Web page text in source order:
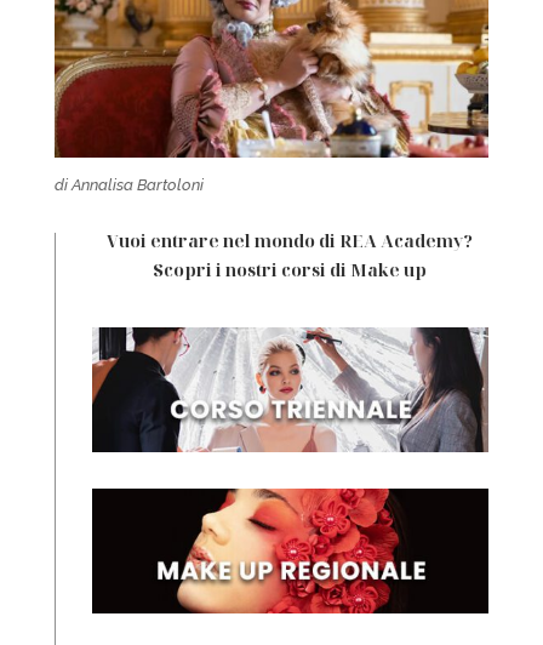
di Annalisa Bartoloni
Vuoi entrare nel mondo di REA Academy?
Scopri i nostri corsi di Make up